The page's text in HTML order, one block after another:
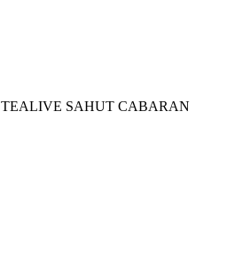
TEALIVE SAHUT CABARAN